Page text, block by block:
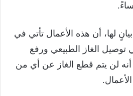
لها، أن هذه الأعمال تأتي في
الغاز الطبيعي ورفع
لن يتم قطع الغاز عن أي من